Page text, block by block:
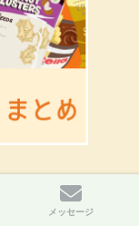
メッセージ